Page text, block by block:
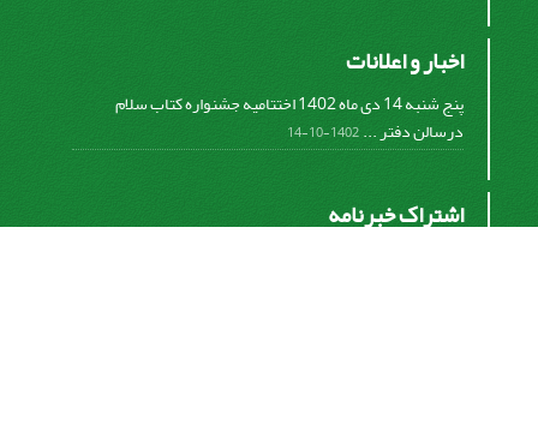
اخبار و اعلانات
پنج شنبه 14 دی ماه 1402 اختتامیه جشنواره کتاب سلام
درسالن دفتر ...1402-10-14
اشتراک خبرنامه